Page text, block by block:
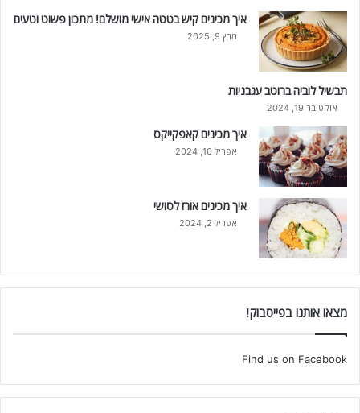
איך מכינים קיש בטטה אישי מושלם! מתכון פשוט וטעים
מרץ 9, 2025
תבשיל לוביה ברוטב עגבניות
אוקטובר 19, 2024
איך מכינים קאפקייקס
אפריל 16, 2024
איך מכינים אורז לסושי
אפריל 2, 2024
מצאו אותנו בפייסבוק!
Find us on Facebook